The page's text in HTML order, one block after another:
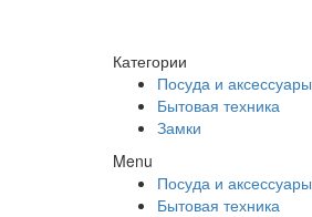
Категории
Посуда и аксессуары
Бытовая техника
Замки
Menu
Посуда и аксессуары
Бытовая техника